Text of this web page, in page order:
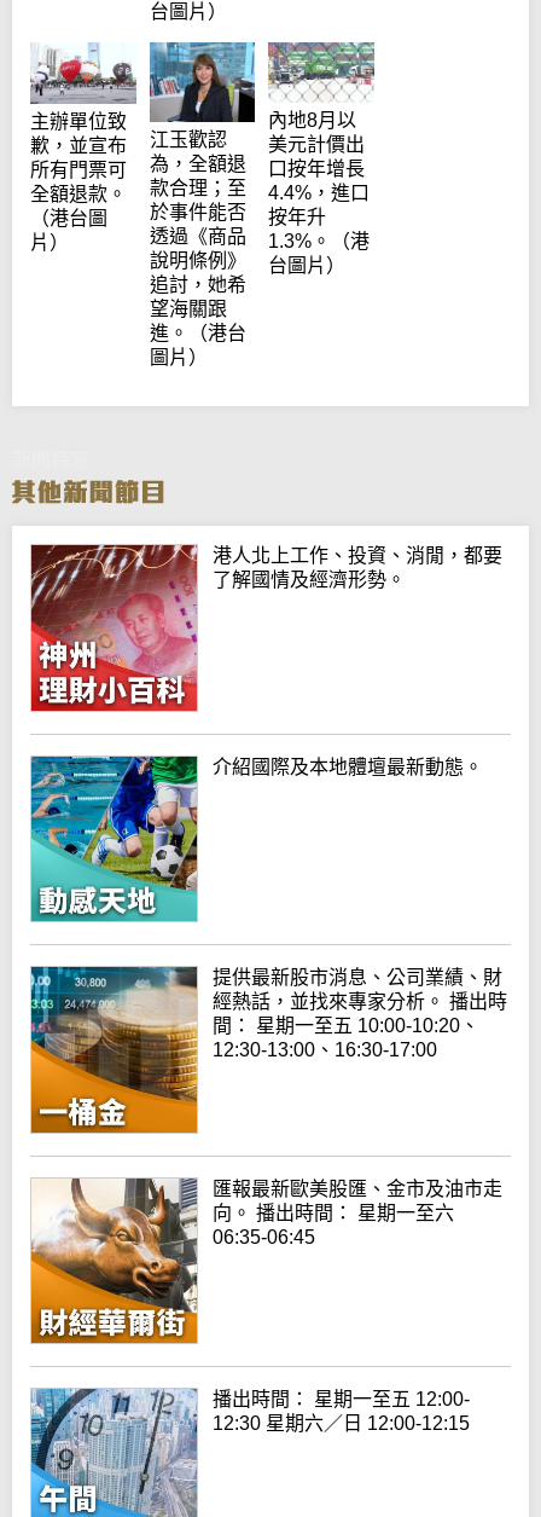
台圖片）
主辦單位致
歉，並宣布
所有門票可
全額退款。
（港台圖
片）
江玉歡認
為，全額退
款合理；至
於事件能否
透過《商品
說明條例》
追討，她希
望海關跟
進。（港台
圖片）
內地8月以
美元計價出
口按年增長
4.4%，進口
按年升
1.3%。（港
台圖片）
港人北上工作、投資、消閒，都要
了解國情及經濟形勢。
介紹國際及本地體壇最新動態。
提供最新股市消息、公司業績、財
經熱話，並找來專家分析。 播出時
間： 星期一至五 10:00-10:20、
12:30-13:00、16:30-17:00
匯報最新歐美股匯、金市及油市走
向。 播出時間： 星期一至六
06:35-06:45
播出時間： 星期一至五 12:00-
12:30 星期六／日 12:00-12:15